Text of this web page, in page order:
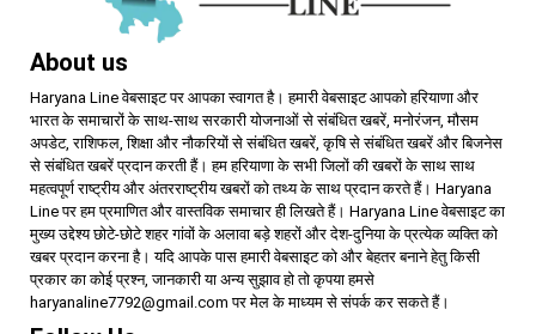
About us
Haryana Line वेबसाइट पर आपका स्वागत है। हमारी वेबसाइट आपको हरियाणा और
भारत के समाचारों के साथ-साथ सरकारी योजनाओं से संबंधित खबरें, मनोरंजन, मौसम
अपडेट, राशिफल, शिक्षा और नौकरियों से संबंधित खबरें, कृषि से संबंधित खबरें और बिजनेस
से संबंधित खबरें प्रदान करती हैं। हम हरियाणा के सभी जिलों की खबरों के साथ साथ
महत्वपूर्ण राष्ट्रीय और अंतरराष्ट्रीय खबरों को तथ्य के साथ प्रदान करते हैं। Haryana
Line पर हम प्रमाणित और वास्तविक समाचार ही लिखते हैं। Haryana Line वेबसाइट का
मुख्य उद्देश्य छोटे-छोटे शहर गांवों के अलावा बड़े शहरों और देश-दुनिया के प्रत्येक व्यक्ति को
खबर प्रदान करना है। यदि आपके पास हमारी वेबसाइट को और बेहतर बनाने हेतु किसी
प्रकार का कोई प्रश्न, जानकारी या अन्य सुझाव हो तो कृपया हमसे
haryanaline7792@gmail.com पर मेल के माध्यम से संपर्क कर सकते हैं।